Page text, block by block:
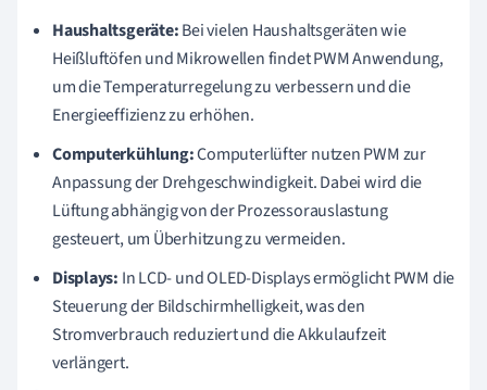
Haushaltsgeräte:Bei vielen Haushaltsgeräten wie
Heißluftöfen und Mikrowellen findet PWM Anwendung,
um die Temperaturregelung zu verbessern und die
Energieeffizienz zu erhöhen.
Computerkühlung:Computerlüfter nutzen PWM zur
Anpassung der Drehgeschwindigkeit. Dabei wird die
Lüftung abhängig von der Prozessorauslastung
gesteuert, um Überhitzung zu vermeiden.
Displays: In LCD- und OLED-Displays ermöglicht PWM die
Steuerung der Bildschirmhelligkeit, was den
Stromverbrauch reduziert und die Akkulaufzeit
verlängert.